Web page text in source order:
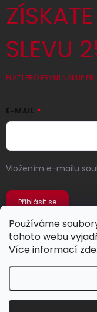
Používáme
tohoto webu
Více informací zde.
SLEVU
PLATÍ PRO PRVNÍ NÁKUP
E-MAIL
Vložením e-mailu
Přihlásit se